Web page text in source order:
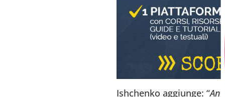
Ishchenko aggiunge: “